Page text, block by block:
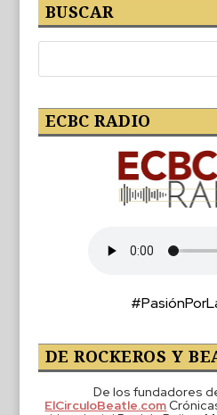
BUSCAR
ECBC RADIO
DE ROCKEROS Y
De los fundadores
ElCirculoBeatle.com